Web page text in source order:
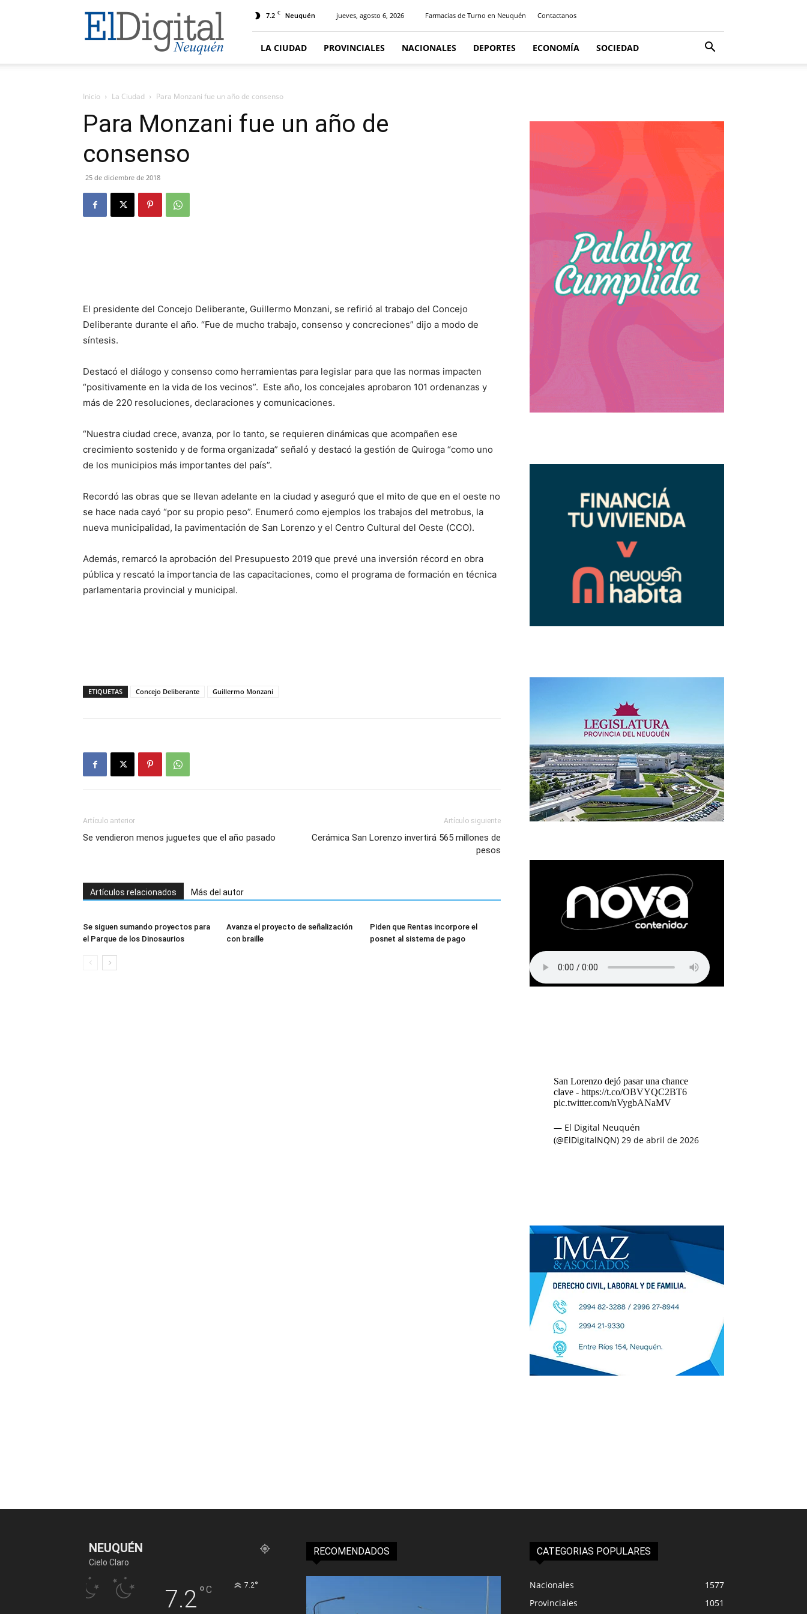
El
Digital
Neuquen
7.2 C Neuquén jueves, agosto 6, 2026 Farmacias de Turno en Neuquén Contactanos
LA CIUDAD PROVINCIALES NACIONALES DEPORTES ECONOMÍA SOCIEDAD
Inicio La Ciudad Para Monzani fue un año de consenso
Para Monzani fue un año de
consenso
25 de diciembre de 2018
El presidente del Concejo Deliberante, Guillermo Monzani, se refirió al trabajo del Concejo
Deliberante durante el año. “Fue de mucho trabajo, consenso y concreciones” dijo a modo de
síntesis.
Destacó el diálogo y consenso como herramientas para legislar para que las normas impacten
“positivamente en la vida de los vecinos”. Este año, los concejales aprobaron 101 ordenanzas y
más de 220 resoluciones, declaraciones y comunicaciones.
“Nuestra ciudad crece, avanza, por lo tanto, se requieren dinámicas que acompañen ese
crecimiento sostenido y de forma organizada” señaló y destacó la gestión de Quiroga “como uno
de los municipios más importantes del país”.
Recordó las obras que se llevan adelante en la ciudad y aseguró que el mito de que en el oeste no
se hace nada cayó “por su propio peso”. Enumeró como ejemplos los trabajos del metrobus, la
nueva municipalidad, la pavimentación de San Lorenzo y el Centro Cultural del Oeste (CCO).
Además, remarcó la aprobación del Presupuesto 2019 que prevé una inversión récord en obra
pública y rescató la importancia de las capacitaciones, como el programa de formación en técnica
parlamentaria provincial y municipal.
ETIQUETAS Concejo Deliberante Guillermo Monzani
Artículo anterior
Se vendieron menos juguetes que el año pasado
Artículo siguiente
Cerámica San Lorenzo invertirá 565 millones de
pesos
Artículos relacionados Más del autor
Se siguen sumando proyectos para
el Parque de los Dinosaurios
Avanza el proyecto de señalización
con braille
Piden que Rentas incorpore el
posnet al sistema de pago
San Lorenzo dejó pasar una chance
clave - https://t.co/OBVYQC2BT6
pic.twitter.com/nVygbANaMV
— El Digital Neuquén
(@ElDigitalNQN) 29 de abril de 2026
NEUQUÉN
Cielo Claro
7.2°C 7.2°
RECOMENDADOS CATEGORIAS POPULARES
Nacionales
1577
Provinciales
1051